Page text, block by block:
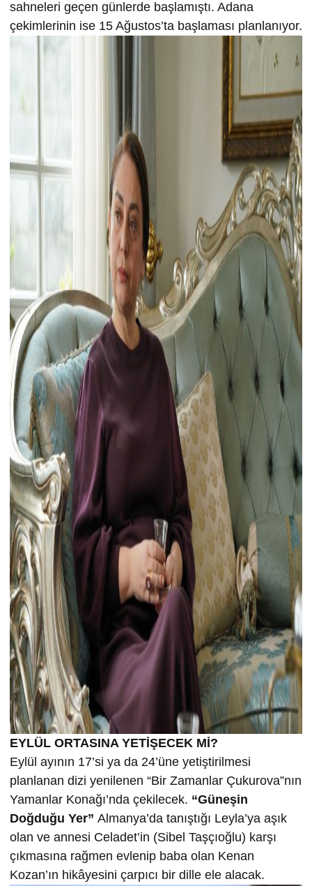
sahneleri geçen günlerde başlamıştı. Adana
çekimlerinin ise 15 Ağustos’ta başlaması planlanıyor.
EYLÜL ORTASINA YETİŞECEK Mİ?
Eylül ayının 17’si ya da 24’üne yetiştirilmesi
planlanan dizi yenilenen “Bir Zamanlar Çukurova”nın
Yamanlar Konağı’nda çekilecek. “Güneşin
Doğduğu Yer” Almanya’da tanıştığı Leyla’ya aşık
olan ve annesi Celadet’in (Sibel Taşçıoğlu) karşı
çıkmasına rağmen evlenip baba olan Kenan
Kozan’ın hikâyesini çarpıcı bir dille ele alacak.